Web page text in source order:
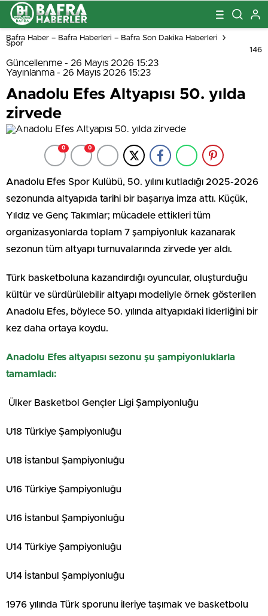
Bafra Haber – Bafra Haberleri – Bafra Son Dakika Haberleri
Spor
146
Güncellenme - 26 Mayıs 2026 15:23
Yayınlanma - 26 Mayıs 2026 15:23
Anadolu Efes Altyapısı 50. yılda
zirvede
0 0
Anadolu Efes Spor Kulübü, 50. yılını kutladığı 2025-2026
sezonunda altyapıda tarihi bir başarıya imza attı. Küçük,
Yıldız ve Genç Takımlar; mücadele ettikleri tüm
organizasyonlarda toplam 7 şampiyonluk kazanarak
sezonun tüm altyapı turnuvalarında zirvede yer aldı.
Türk basketboluna kazandırdığı oyuncular, oluşturduğu
kültür ve sürdürülebilir altyapı modeliyle örnek gösterilen
Anadolu Efes, böylece 50. yılında altyapıdaki liderliğini bir
kez daha ortaya koydu.
Anadolu Efes altyapısı sezonu şu şampiyonluklarla
tamamladı:
Ülker Basketbol Gençler Ligi Şampiyonluğu
U18 Türkiye Şampiyonluğu
U18 İstanbul Şampiyonluğu
U16 Türkiye Şampiyonluğu
U16 İstanbul Şampiyonluğu
U14 Türkiye Şampiyonluğu
U14 İstanbul Şampiyonluğu
1976 yılında Türk sporunu ileriye taşımak ve basketbolu